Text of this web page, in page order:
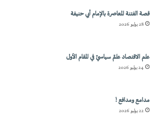
قصة الفتنة المعاصرة بالإمام أبي حنيفة
28 يوليو 2026
علم الاقتصاد علمٌ سياسيٌ في المقام الأول
24 يوليو 2026
مدامع ومدافع !
22 يوليو 2026